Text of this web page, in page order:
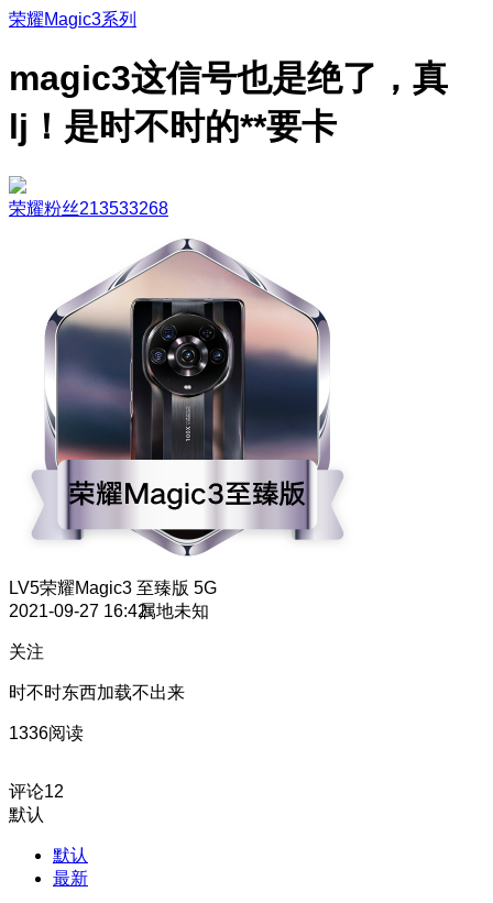
荣耀Magic3系列
magic3这信号也是绝了，真
lj！是时不时的**要卡
荣耀粉丝213533268
LV5荣耀Magic3 至臻版 5G
2021-09-27 16:42属地未知
关注
时不时东西加载不出来
1336阅读
评论12
默认
默认
最新